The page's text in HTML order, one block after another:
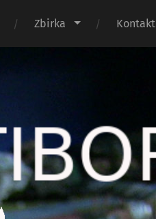
Zbirka Kontakt